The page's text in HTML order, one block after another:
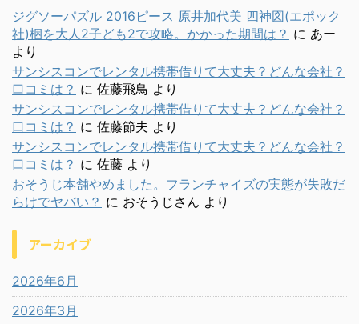
ジグソーパズル 2016ピース 原井加代美 四神図(エポック
社)梱を大人2子ども2で攻略。かかった期間は？ に あー
より
サンシスコンでレンタル携帯借りて大丈夫？どんな会社？
口コミは？ に 佐藤飛鳥 より
サンシスコンでレンタル携帯借りて大丈夫？どんな会社？
口コミは？ に 佐藤節夫 より
サンシスコンでレンタル携帯借りて大丈夫？どんな会社？
口コミは？ に 佐藤 より
おそうじ本舗やめました。フランチャイズの実態が失敗だ
らけでヤバい？ に おそうじさん より
アーカイブ
2026年6月
2026年3月